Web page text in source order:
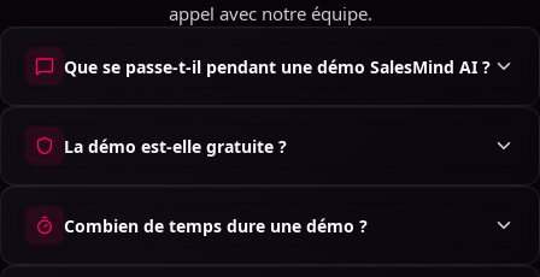
appel avec notre équipe.
Que se passe-t-il pendant une démo SalesMind AI ?
La démo est-elle gratuite ?
Combien de temps dure une démo ?